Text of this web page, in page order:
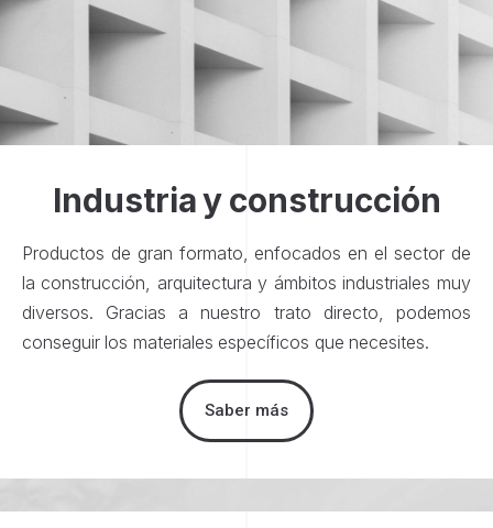
Industria y construcción
Productos de gran formato, enfocados en el sector de
la construcción, arquitectura y ámbitos industriales muy
diversos. Gracias a nuestro trato directo, podemos
conseguir los materiales específicos que necesites.
Saber más